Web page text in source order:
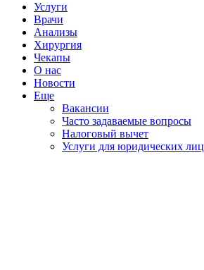
Услуги
Врачи
Анализы
Хирургия
Чекапы
О нас
Новости
Еще
Вакансии
Часто задаваемые вопросы
Налоговый вычет
Услуги для юридических лиц